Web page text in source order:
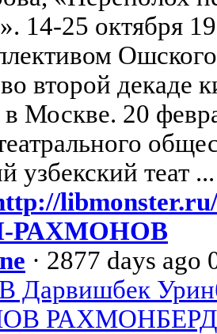
14-25 октября
Ошского
второй декаде
Москве. 20
узбекский теат
РАХМОНОВ
· 2877 days ago